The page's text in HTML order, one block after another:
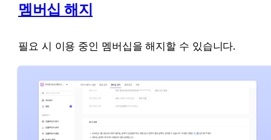
멤버십 해지
필요 시 이용 중인 멤버십을 해지할 수 있습니다.